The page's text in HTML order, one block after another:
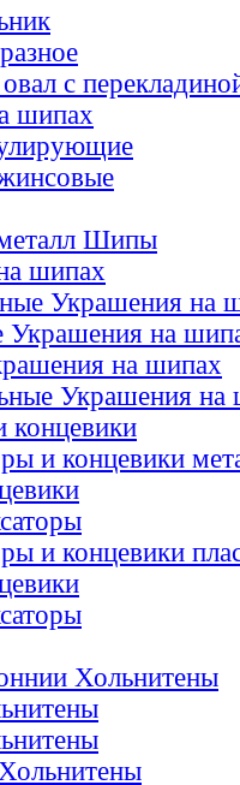
с
шипах
Шипы
шипах
Украшения на
Украшения на
на шипах
Украшения на
концевики
и концевики
и концевики
Хольнитены